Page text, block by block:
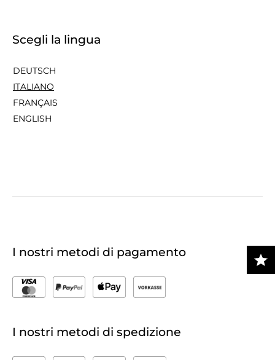
Scegli la lingua
DEUTSCH
ITALIANO
FRANÇAIS
ENGLISH
I nostri metodi di pagamento
I nostri metodi di spedizione